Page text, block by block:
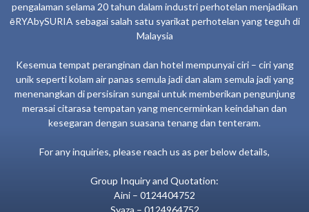
pengalaman selama 20 tahun dalam industri perhotelan menjadikan
ēRYAbySURIA sebagai salah satu syarikat perhotelan yang teguh di
Malaysia
Kesemua tempat peranginan dan hotel mempunyai ciri – ciri yang
unik seperti kolam air panas semula jadi dan alam semula jadi yang
menenangkan di persisiran sungai untuk memberikan pengunjung
merasai citarasa tempatan yang mencerminkan keindahan dan
kesegaran dengan suasana tenang dan tenteram.
For any inquiries, please reach us as per below details,
Group Inquiry and Quotation:
Aini – 0124404752
Syaza – 0124964752